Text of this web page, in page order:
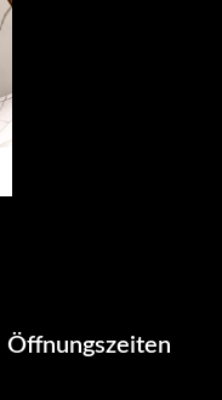
Öffnungszeiten